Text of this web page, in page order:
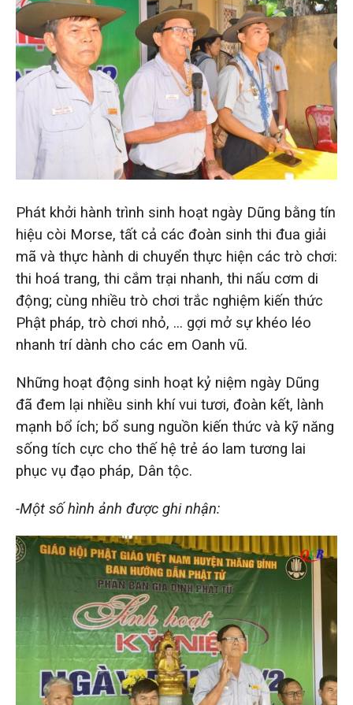
Phát khởi hành trình sinh hoạt ngày Dũng bằng tín
hiệu còi Morse, tất cả các đoàn sinh thi đua giải
mã và thực hành di chuyển thực hiện các trò chơi:
thi hoá trang, thi cắm trại nhanh, thi nấu cơm di
động; cùng nhiều trò chơi trắc nghiệm kiến thức
Phật pháp, trò chơi nhỏ, … gợi mở sự khéo léo
nhanh trí dành cho các em Oanh vũ.
Những hoạt động sinh hoạt kỷ niệm ngày Dũng
đã đem lại nhiều sinh khí vui tươi, đoàn kết, lành
mạnh bổ ích; bổ sung nguồn kiến thức và kỹ năng
sống tích cực cho thế hệ trẻ áo lam tương lai
phục vụ đạo pháp, Dân tộc.
-Một số hình ảnh được ghi nhận: